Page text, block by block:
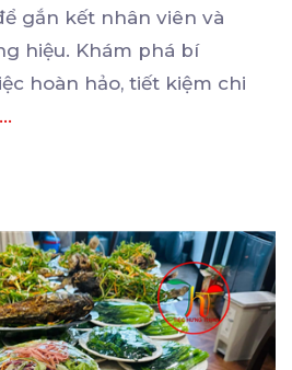
gắn kết nhân viên và
hiệu. Khám phá bí
hoàn hảo, tiết kiệm chi
...